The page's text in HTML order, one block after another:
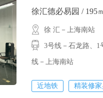
徐汇德必易园 / 195
徐 汇－上海南站
3号线－石龙路、1
线－上海南站
近地铁 精装修